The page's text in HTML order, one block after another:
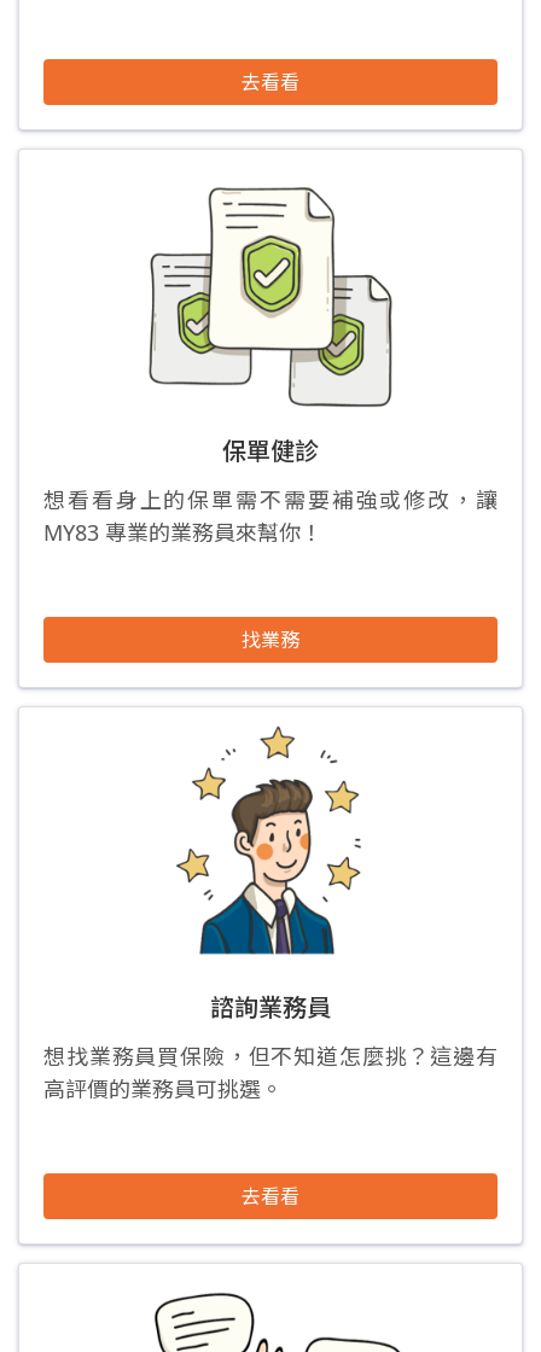
去看看
保單健診
想看看身上的保單需不需要補強或修改，讓
MY83 專業的業務員來幫你！
找業務
諮詢業務員
想找業務員買保險，但不知道怎麼挑？這邊有
高評價的業務員可挑選。
去看看